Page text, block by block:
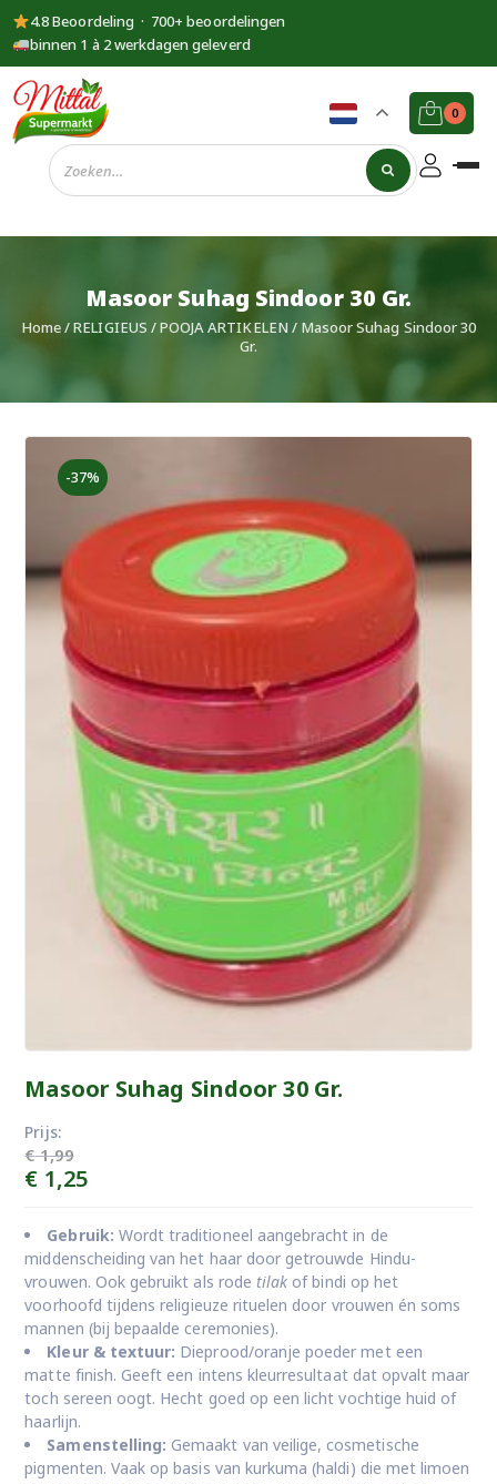
4.8 Beoordeling · 700+ beoordelingen
binnen 1 à 2 werkdagen geleverd
Supermarkt
Mittal
0
Masoor Suhag Sindoor 30 Gr.
Home/RELIGIEUS /POOJA ARTIKELEN/ Masoor Suhag Sindoor 30
Gr.
-37%
Masoor Suhag Sindoor 30 Gr.
Prijs:
€1,99
Oorspronkelijke
was:
€ 1,99.
€ 1,25Huidige
is:
€ 1,25.
Gebruik: Wordt traditioneel aangebracht in de
middenscheiding van het haar door getrouwde Hindu-
vrouwen. Ook gebruikt als rode tilak of bindi op het
voorhoofd tijdens religieuze rituelen door vrouwen én soms
mannen (bij bepaalde ceremonies).
Kleur & textuur: Dieprood/oranje poeder met een
matte finish. Geeft een intens kleurresultaat dat opvalt maar
toch sereen oogt. Hecht goed op een licht vochtige huid of
haarlijn.
Samenstelling: Gemaakt van veilige, cosmetische
pigmenten. Vaak op basis van kurkuma (haldi) die met limoen